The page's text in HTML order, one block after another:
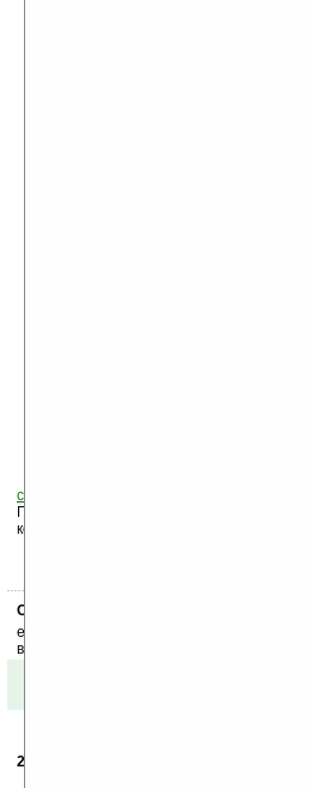
Эти дисплеи также могут
Оцените новость и оставьте свой
странице
на рассылку
Поддержите Ладошки своей
коммерческой информации, ссылками.
Скоро
ежедневный или еженедельный
ваш почтовый ящик.
23.01.2012
da,eto budet kruto konechno no,kak oni